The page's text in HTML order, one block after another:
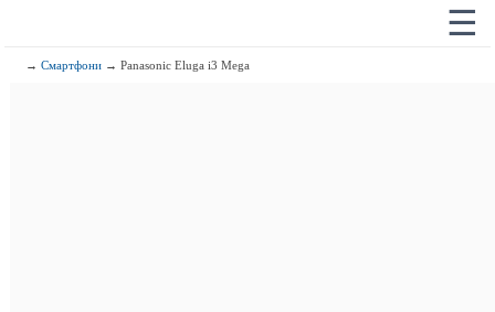
☰
→Смартфони → Panasonic Eluga i3 Mega